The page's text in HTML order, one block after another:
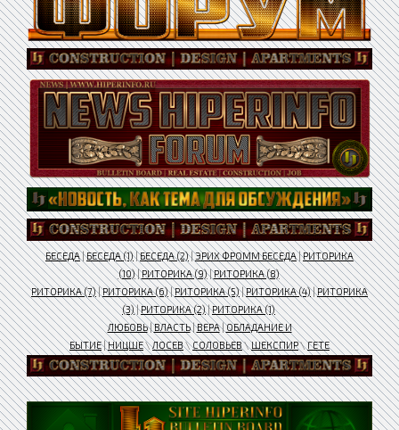
БЕСЕДА|БЕСЕДА (1)|БЕСЕДА (2)|ЭРИХ ФРОММ БЕСЕДА|РИТОРИКА
(10)|РИТОРИКА (9)|РИТОРИКА (8)
РИТОРИКА (7)|РИТОРИКА (6)|РИТОРИКА (5)|РИТОРИКА (4)|РИТОРИКА
(3)|РИТОРИКА (2)|РИТОРИКА (1)
ЛЮБОВЬ|ВЛАСТЬ|ВЕРА|ОБЛАДАНИЕ И
БЫТИЕ|НИЦШЕ\ЛОСЕВ\СОЛОВЬЕВ\ШЕКСПИР\ГЕТЕ